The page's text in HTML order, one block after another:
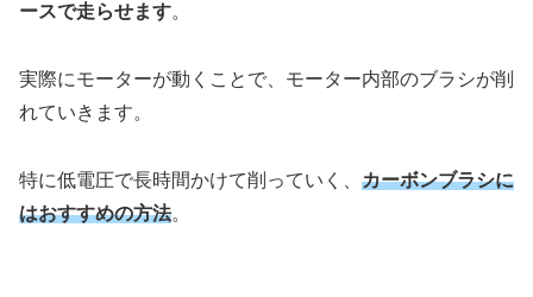
ースで走らせます。
実際にモーターが動くことで、モーター内部のブラシが削
れていきます。
特に低電圧で長時間かけて削っていく、 カーボンブラシに
はおすすめの方法。